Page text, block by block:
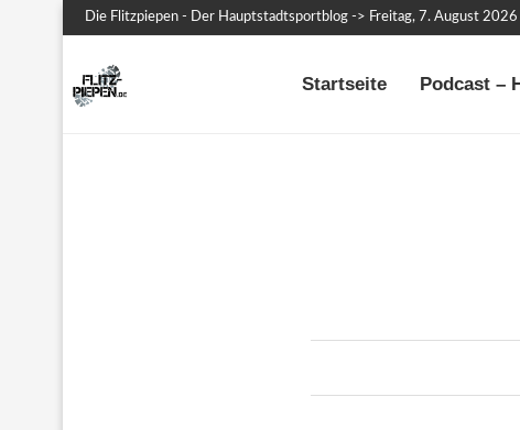
Die Flitzpiepen - Der Hauptstadtsportblog -> Freitag, 7. August 2026
Startseite Podcast –